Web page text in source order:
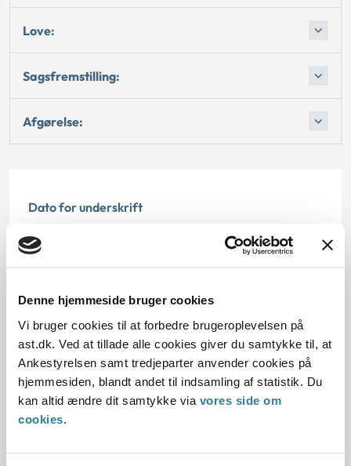
Denne hjemmeside bruger cookies
Vi bruger cookies til at forbedre brugeroplevelsen på
ast.dk. Ved at tillade alle cookies giver du samtykke til, at
Ankestyrelsen samt tredjeparter anvender cookies på
hjemmesiden, blandt andet til indsamling af statistik. Du
kan altid ændre dit samtykke via vores side om
cookies.
Love:
Sagsfremstilling:
Afgørelse:
Dato for underskrift
15.10.1994
12.07.2013
Paragraf
§ 33
Journalnummer
16169-93